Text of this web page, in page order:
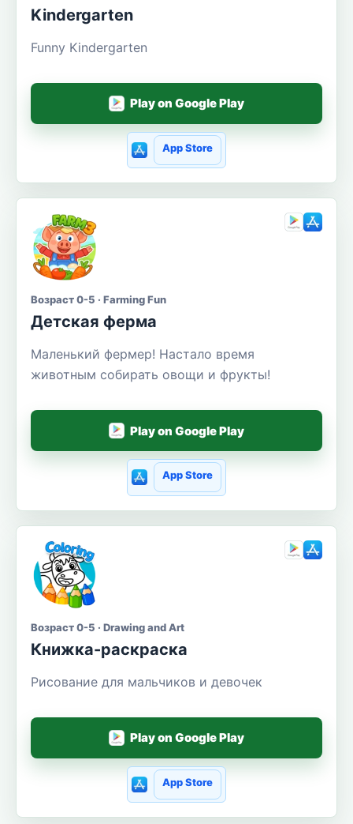
Kindergarten
Funny Kindergarten
Play on Google Play
App Store
Возраст 0-5 · Farming Fun
Детская ферма
Маленький фермер! Настало время
животным собирать овощи и фрукты!
Play on Google Play
App Store
Возраст 0-5 · Drawing and Art
Книжка-раскраска
Рисование для мальчиков и девочек
Play on Google Play
App Store